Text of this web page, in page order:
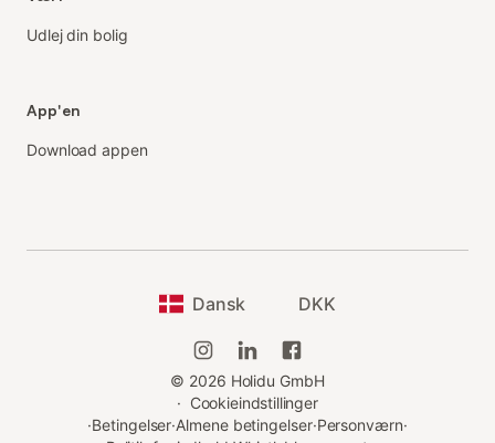
Udlej din bolig
App'en
Download appen
Dansk DKK
© 2026 Holidu GmbH
· Cookieindstillinger
·Betingelser·Almene betingelser·Personværn·